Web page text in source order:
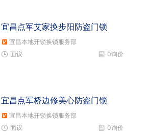
宜昌点军艾家换步阳防盗门锁
宜昌本地开锁换锁服务部
0询价
面议
宜昌点军桥边修美心防盗门锁
宜昌本地开锁换锁服务部
0询价
面议